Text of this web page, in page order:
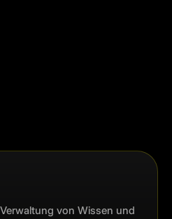
von Wissen und